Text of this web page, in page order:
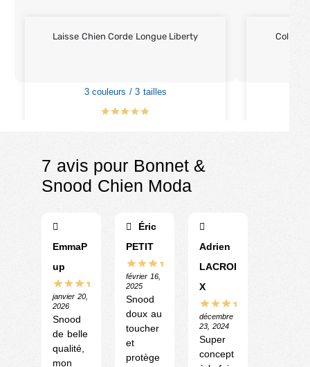
Laisse Chien Corde Longue Liberty
3 couleurs / 3 tailles
Collier
7 avis pour Bonnet &
Snood Chien Moda
EmmaP
up
janvier 20,
2026
Snood
de belle
qualité,
mon
Éric
PETIT
février 16,
2025
Snood
doux au
toucher
et
protège
Adrien
LACROI
X
décembre
23, 2024
Super
concept